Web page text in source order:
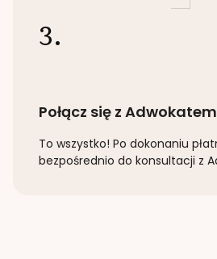
3.
Połącz się z Adwokatem
To wszystko! Po dokonaniu
bezpośrednio do konsultacji z